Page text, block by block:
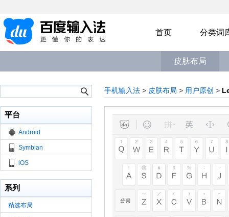
首页 分类词
皮肤布局
平台
Android
Symbian
iOS
系列
精选布局
手机输入法 > 皮肤布局 > 用户原创 >